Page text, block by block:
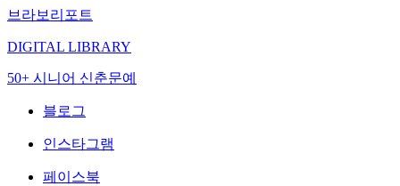
브라보리포트
DIGITAL LIBRARY
50+ 시니어 신춘문예
블로그
인스타그램
페이스북